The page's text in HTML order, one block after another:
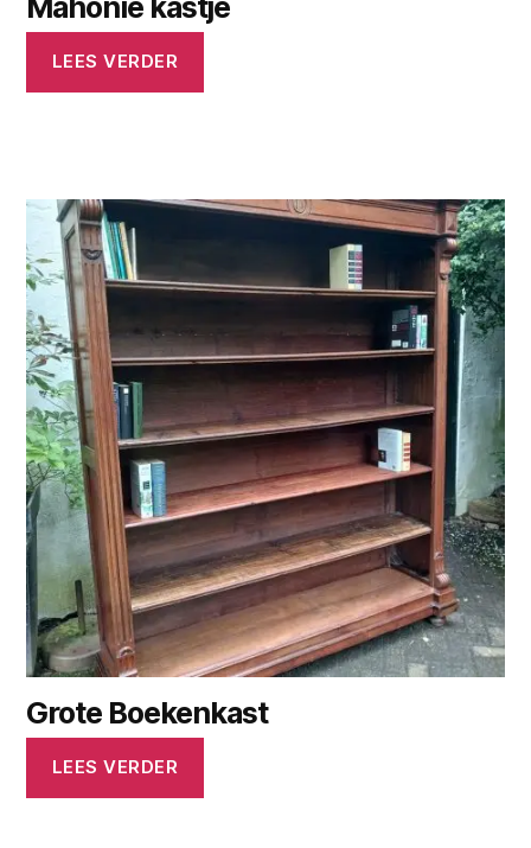
LEES VERDER
Grote Boekenkast
LEES VERDER